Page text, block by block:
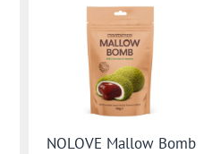
NOLOVE Mallow Bomb